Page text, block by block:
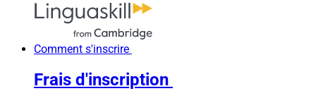
Comment s'inscrire
Frais d'inscription